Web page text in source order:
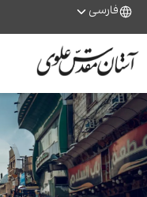
فارسی